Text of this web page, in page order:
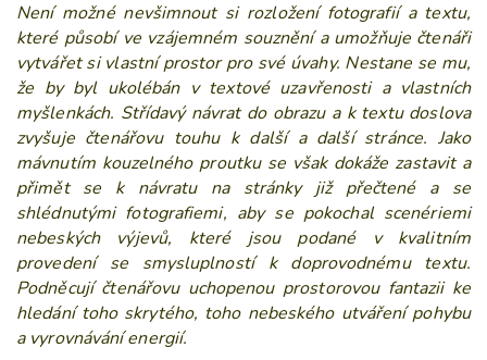
Není možné nevšimnout si rozložení fotografií a textu,
které působí ve vzájemném souznění a umožňuje čtenáři
vytvářet si vlastní prostor pro své úvahy. Nestane se mu,
že by byl ukolébán v textové uzavřenosti a vlastních
myšlenkách. Střídavý návrat do obrazu a k textu doslova
zvyšuje čtenářovu touhu k další a další stránce. Jako
mávnutím kouzelného proutku se však dokáže zastavit a
přimět se k návratu na stránky již přečtené a se
shlédnutými fotografiemi, aby se pokochal scenériemi
nebeských výjevů, které jsou podané v kvalitním
provedení se
smysluplností k doprovodnému textu.
Podněcují čtenářovu uchopenou prostorovou fantazii ke
hledání toho skrytého, toho nebeského utváření pohybu
a vyrovnávání energií.